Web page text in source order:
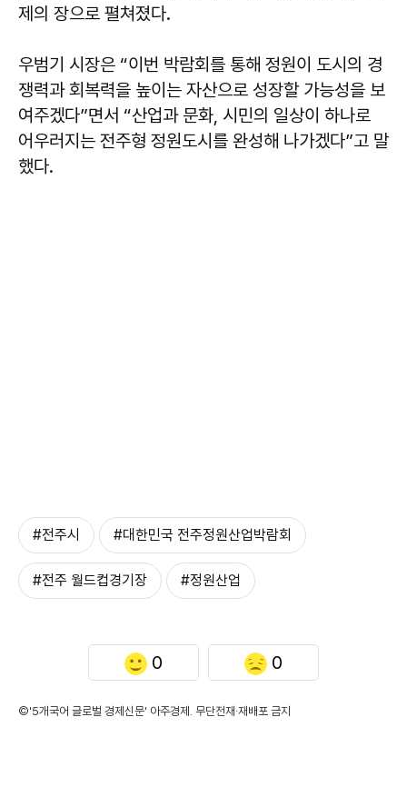
제의 장으로 펼쳐졌다.
우범기 시장은 “이번 박람회를 통해 정원이 도시의 경
쟁력과 회복력을 높이는 자산으로 성장할 가능성을 보
여주겠다”면서 “산업과 문화, 시민의 일상이 하나로
어우러지는 전주형 정원도시를 완성해 나가겠다”고 말
했다.
#전주시 #대한민국 전주정원산업박람회
#전주 월드컵경기장 #정원산업
0 0
©'5개국어 글로벌 경제신문' 아주경제. 무단전재·재배포 금지